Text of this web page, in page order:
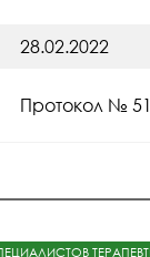
28.02.2022
Протокол № 51
МЕДИЦИНЫ